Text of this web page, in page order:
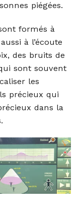
piégées.
formés à
à l’écoute
des bruits de
sont souvent
les
précieux qui
dans la